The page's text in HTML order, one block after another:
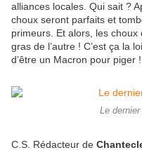
alliances locales. Qui sait ?
choux seront parfaits et
primeurs. Et alors, les choux
gras de l’autre ! C’est ça la
d’être un Macron pour piger !
Le
C.S. Rédacteur de